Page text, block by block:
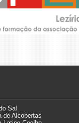
Sal
de Alcobertas